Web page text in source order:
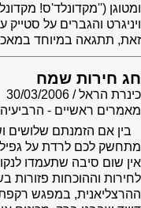
ומטוגן (''מקדונלד'ס!
ויניגרט והגברים על
זאת, תתגאה במיוחד
חג חירות שמח
כינרת הראל
30/03/2006
מאמרים ראשיים -
בין אם הזמנתם שלושים
אין שום סיבה שתעמדו
לחירות וההוכחות
ההרצליאנית, במפגש